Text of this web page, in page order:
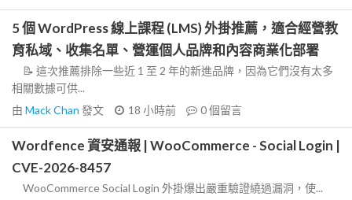
5 個 WordPress 線上課程 (LMS) 外掛推薦，適合經營教
育私域、收集名單、營運個人品牌和內容商業化部署
📝 這次推薦排除一些近 1 至 2 年的新進品牌，因為它們沒有太多
相關數據可供...
由 Mack Chan 發文 18 小時前 0個留言
Wordfence 資安通報 | WooCommerce - Social Login |
CVE-2026-8457
WooCommerce Social Login 外掛爆出嚴重驗證繞過漏洞，使...